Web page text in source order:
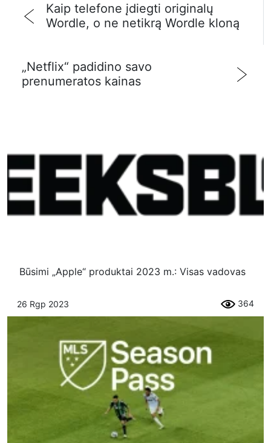
Kaip telefone įdiegti originalų
Wordle, o ne netikrą Wordle kloną
„Netflix“ padidino savo
prenumeratos kainas
Būsimi „Apple“ produktai 2023 m.: Visas vadovas
26 Rgp 2023 364